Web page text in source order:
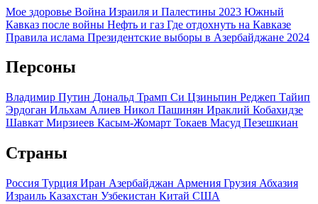
Мое здоровье Война Израиля и Палестины 2023 Южный
Кавказ после войны Нефть и газ Где отдохнуть на Кавказе
Правила ислама Президентские выборы в Азербайджане 2024
Персоны
Владимир Путин Дональд Трамп Си Цзиньпин Реджеп Тайип
Эрдоган Ильхам Алиев Никол Пашинян Ираклий Кобахидзе
Шавкат Мирзиеев Касым-Жомарт Токаев Масуд Пезешкиан
Страны
Россия Турция Иран Азербайджан Армения Грузия Абхазия
Израиль Казахстан Узбекистан Китай США